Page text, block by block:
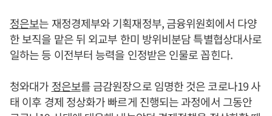
정은보는 재정경제부와 기획재정부, 금융위원회에서 다양
한 보직을 맡은 뒤 외교부 한미 방위비분담 특별협상대사로
일하는 등 이전부터 능력을 인정받은 인물로 꼽힌다.
청와대가 정은보를 금감원장으로 임명한 것은 코로나19 사
태 이후 경제 정상화가 빠르게 진행되는 과정에서 그동안